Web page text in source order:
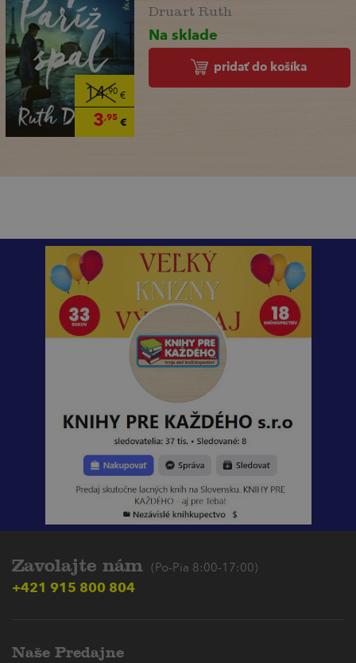
14,90€
3,95€
Druart Ruth
Na sklade
pridať do košíka
Zavolajte nám (Po-Pia 8:00-17:00)
+421 915 800 804
Naše Predajne